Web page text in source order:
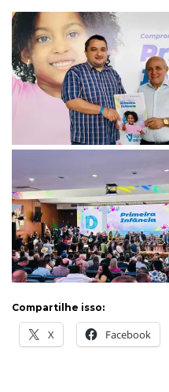
Compartilhe isso:
X Facebook